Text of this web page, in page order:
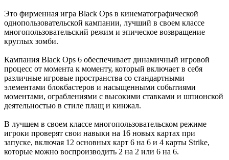
Это фирменная игра Black Ops в кинематографической
однопользовательской кампании, лучший в своем классе
многопользовательский режим и эпическое возвращение
круглых зомби.
Кампания Black Ops 6 обеспечивает динамичный игровой
процесс от момента к моменту, который включает в себя
различные игровые пространства со стандартными
элементами блокбастеров и насыщенными событиями
моментами, ограблениями с высокими ставками и шпионской
деятельностью в стиле плащ и кинжал.
В лучшем в своем классе многопользовательском режиме
игроки проверят свои навыки на 16 новых картах при
запуске, включая 12 основных карт 6 на 6 и 4 карты Strike,
которые можно воспроизводить 2 на 2 или 6 на 6.